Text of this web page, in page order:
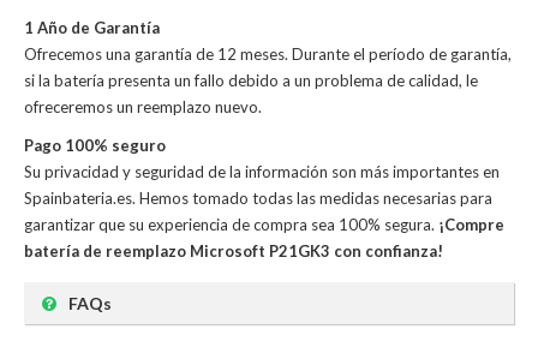
1 Año de Garantía
Ofrecemos una garantía de 12 meses. Durante el período de garantía,
si la batería presenta un fallo debido a un problema de calidad, le
ofreceremos un reemplazo nuevo.
Pago 100% seguro
Su privacidad y seguridad de la información son más importantes en
Spainbateria.es. Hemos tomado todas las medidas necesarias para
garantizar que su experiencia de compra sea 100% segura. ¡Compre
batería de reemplazo Microsoft P21GK3 con confianza!
FAQs